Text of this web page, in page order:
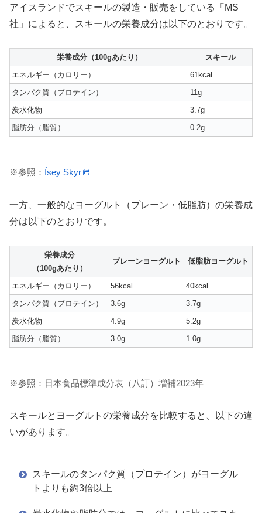
アイスランドでスキールの製造・販売をしている「MS
社」によると、スキールの栄養成分は以下のとおりです。
栄養成分（100gあたり）
スキール
エネルギー（カロリー）
61kcal
タンパク質（プロテイン）
11g
炭水化物
3.7g
脂肪分（脂質）
0.2g
※参照： Ísey Skyr
一方、一般的なヨーグルト（プレーン・低脂肪）の栄養成
分は以下のとおりです。
栄養成分
（100gあたり）
プレーンヨーグルト 低脂肪ヨーグルト
エネルギー（カロリー） 56kcal
40kcal
タンパク質（プロテイン）
3.6g
3.7g
炭水化物
4.9g
5.2g
脂肪分（脂質）
3.0g 1.0g
※参照：日本食品標準成分表（八訂）増補2023年
スキールとヨーグルトの栄養成分を比較すると、以下の違
いがあります。
スキールのタンパク質（プロテイン）がヨーグル
トよりも約3倍以上